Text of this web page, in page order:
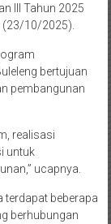
III Tahun 2025
(23/10/2025).
bertujuan
pembangunan
realisasi
untuk
ucapnya.
terdapat beberapa
berhubungan